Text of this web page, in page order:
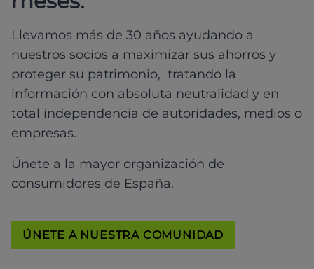
Llevamos más de 30 años ayudando a
nuestros socios a maximizar sus ahorros y
proteger su patrimonio, tratando la
información con absoluta neutralidad y en
total independencia de autoridades, medios o
empresas.
Únete a la mayor organización de
consumidores de España.
ÚNETE A NUESTRA COMUNIDAD